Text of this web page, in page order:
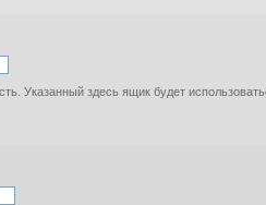
Указанный здесь ящик будет